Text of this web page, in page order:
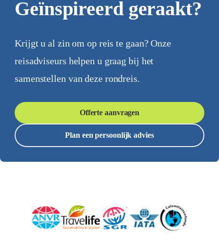
Geïnspireerd geraakt?
Krijgt u al zin om op reis te gaan? Onze
reisadviseurs helpen u graag bij het
samenstellen van deze rondreis.
Offerte aanvragen
Plan een persoonlijk advies